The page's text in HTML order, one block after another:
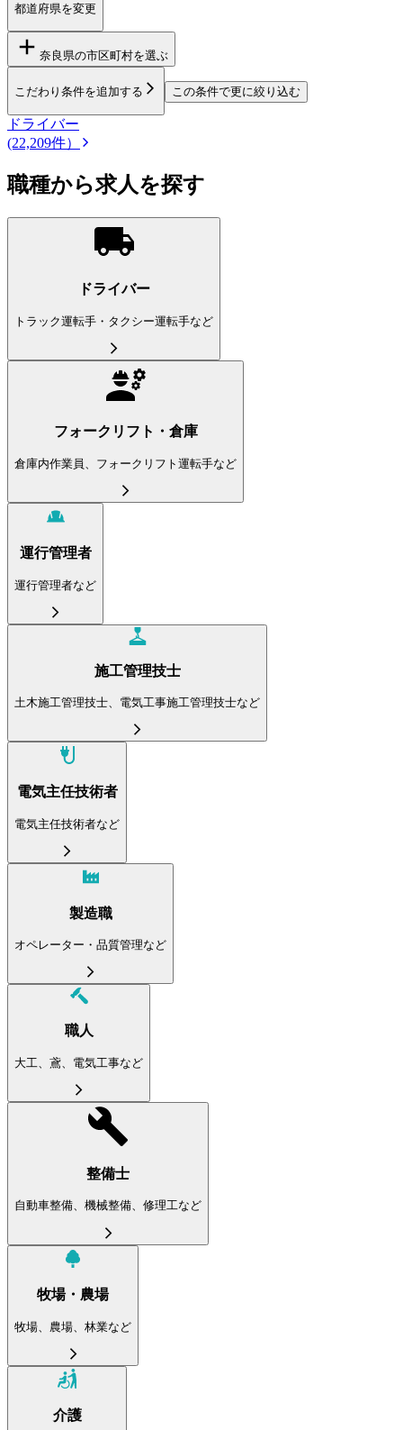
都道府県を変更
奈良県の市区町村を選ぶ
こだわり条件を追加する この条件で更に絞り込む
ドライバー
(22,209件）
職種から求人を探す
ドライバー
トラック運転手・タクシー運転手など
フォークリフト・倉庫
倉庫内作業員、フォークリフト運転手など
運行管理者
運行管理者など
施工管理技士
土木施工管理技士、電気工事施工管理技士など
電気主任技術者
電気主任技術者など
製造職
オペレーター・品質管理など
職人
大工、鳶、電気工事など
整備士
自動車整備、機械整備、修理工など
牧場・農場
牧場、農場、林業など
介護